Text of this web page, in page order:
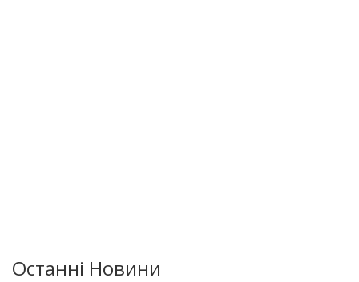
Останні Новини